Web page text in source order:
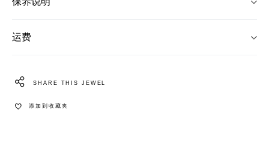
运费
SHARE THIS JEWEL
添加到收藏夹